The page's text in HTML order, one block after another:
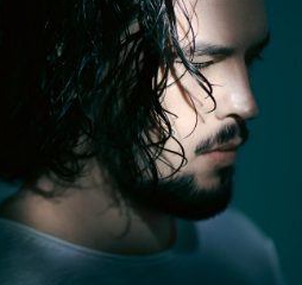
LIEDERKREIS
OP. 24
SECHS
MONOLOGE
AUS
JEDERMANN
GESÄNGE